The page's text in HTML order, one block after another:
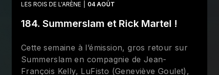
LES ROIS DE L'ARÈNE 04 AOÛT
184. Summerslam et Rick Martel !
Cette semaine à l’émission, gros retour sur
Summerslam en compagnie de Jean-
François Kelly, LuFisto (Geneviève Goulet),